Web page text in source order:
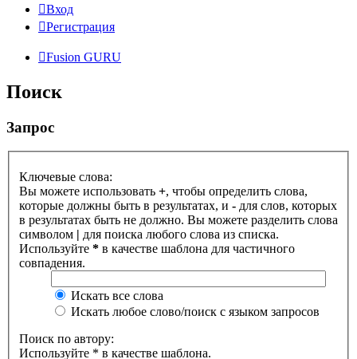
Вход
Регистрация
Fusion GURU
Поиск
Запрос
Ключевые слова:
Вы можете использовать +, чтобы определить слова,
которые должны быть в результатах, и - для слов, которых
в результатах быть не должно. Вы можете разделить слова
символом | для поиска любого слова из списка.
Используйте * в качестве шаблона для частичного
совпадения.
Искать все слова
Искать любое слово/поиск с языком запросов
Поиск по автору:
Используйте * в качестве шаблона.